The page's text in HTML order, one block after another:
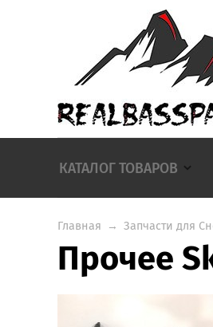
КАТАЛОГ ТОВАРОВ
Главная → Запчасти для
Прочее